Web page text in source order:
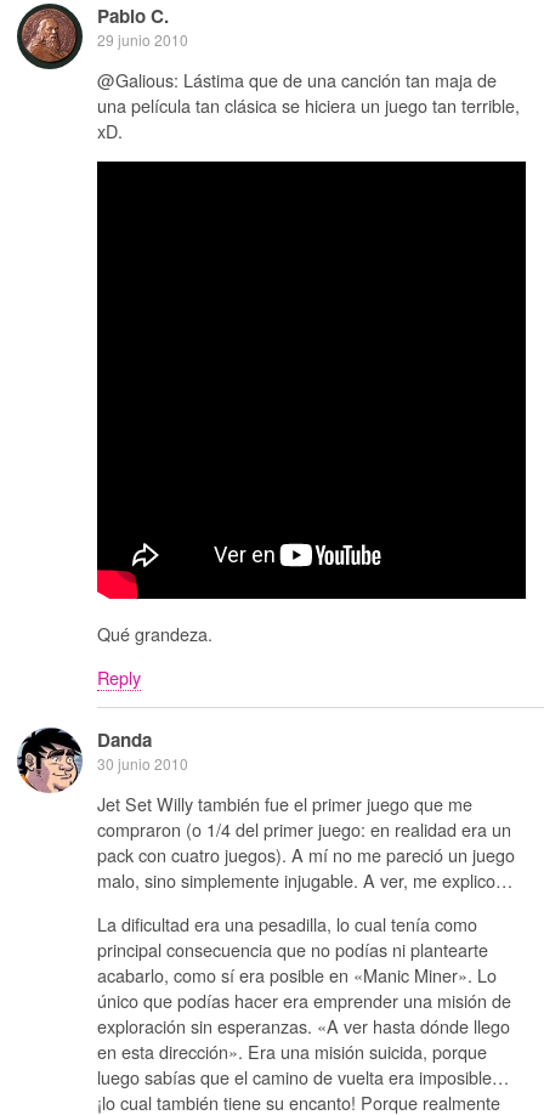
Pablo C.
29 junio 2010
@Galious: Lástima que de una canción tan maja de
una película tan clásica se hiciera un juego tan terrible,
xD.
Qué grandeza.
Reply
Danda
30 junio 2010
Jet Set Willy también fue el primer juego que me
compraron (o 1/4 del primer juego: en realidad era un
pack con cuatro juegos). A mí no me pareció un juego
malo, sino simplemente injugable. A ver, me explico…
La dificultad era una pesadilla, lo cual tenía como
principal consecuencia que no podías ni plantearte
acabarlo, como sí era posible en «Manic Miner». Lo
único que podías hacer era emprender una misión de
exploración sin esperanzas. «A ver hasta dónde llego
en esta dirección». Era una misión suicida, porque
luego sabías que el camino de vuelta era imposible…
¡lo cual también tiene su encanto! Porque realmente